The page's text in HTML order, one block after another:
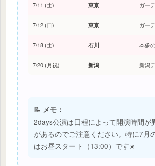
7/11 (土) 東京 ガー
7/12 (日) 東京 ガー
7/18 (土) 石川 本多
7/20 (月祝) 新潟 新潟
📝 メモ：
2days公演は日程によって開演時間が
があるのでご注意ください。特に7月
はお昼スタート（13:00）です☀️